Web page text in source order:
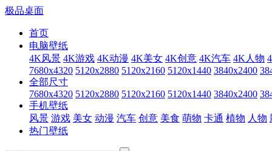
极品桌面
首页
电脑壁纸
4K风景 4K游戏 4K动漫 4K美女 4K创意 4K汽车 4K人物
7680x4320 5120x2880 5120x2160 5120x1440 3840x2400
全部尺寸
7680x4320 5120x2880 5120x2160 5120x1440 3840x2400
手机壁纸
风景 游戏 美女 动漫 汽车 创意 美食 萌物 卡通 植物 人物
热门壁纸